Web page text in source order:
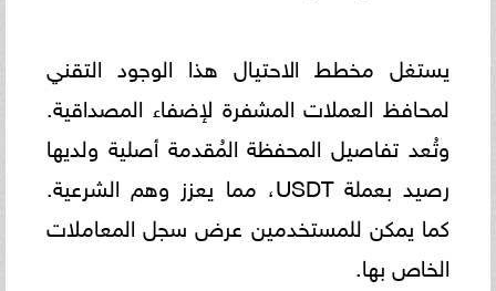
يستغل مخطط الاحتيال هذا الوجود التقني
لمحافظ العملات المشفرة لإضفاء المصداقية.
وتُعد تفاصيل المحفظة المُقدمة أصلية ولديها
رصيد بعملة USDT، مما يعزز وهم الشرعية.
كما يمكن للمستخدمين عرض سجل المعاملات
الخاص بها.